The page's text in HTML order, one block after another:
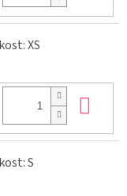
XS
S